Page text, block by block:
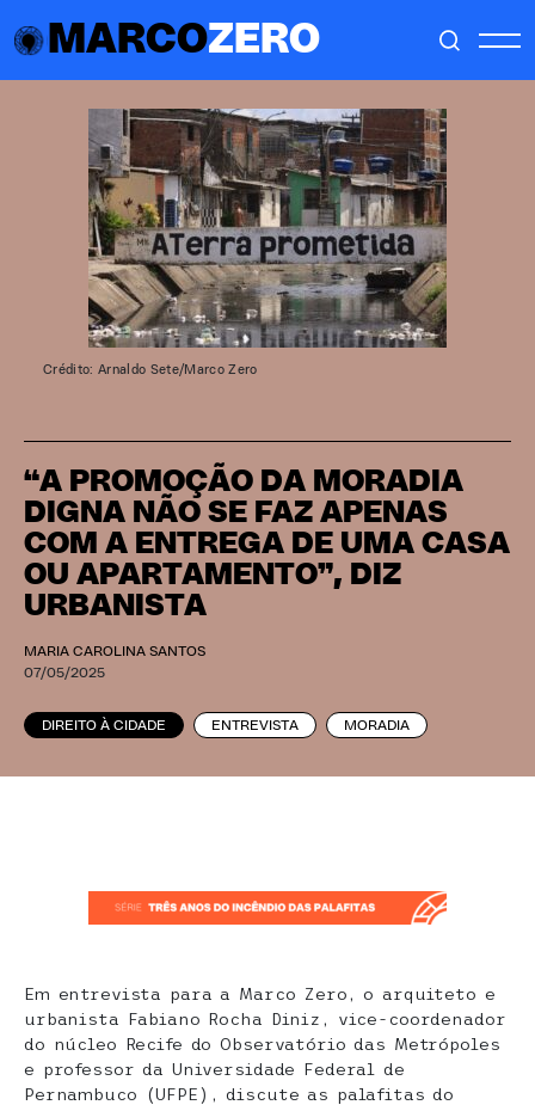
MARCOZERO
“A PROMOÇÃO DA MORADIA
DIGNA NÃO SE FAZ APENAS
COM A ENTREGA DE UMA CASA
OU APARTAMENTO”, DIZ
URBANISTA
MARIA CAROLINA SANTOS
07/05/2025
DIREITO À CIDADE ENTREVISTA MORADIA
Crédito: Arnaldo Sete/Marco Zero
Em entrevista para a Marco Zero, o arquiteto e
urbanista Fabiano Rocha Diniz, vice-coordenador
do núcleo Recife do Observatório das Metrópoles
e professor da Universidade Federal de
Pernambuco (UFPE), discute as palafitas do